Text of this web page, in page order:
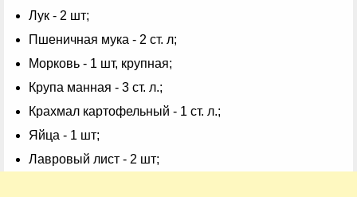
Лук - 2 шт;
Пшеничная мука - 2 ст. л;
Морковь - 1 шт, крупная;
Крупа манная - 3 ст. л.;
Крахмал картофельный - 1 ст. л.;
Яйца - 1 шт;
Лавровый лист - 2 шт;